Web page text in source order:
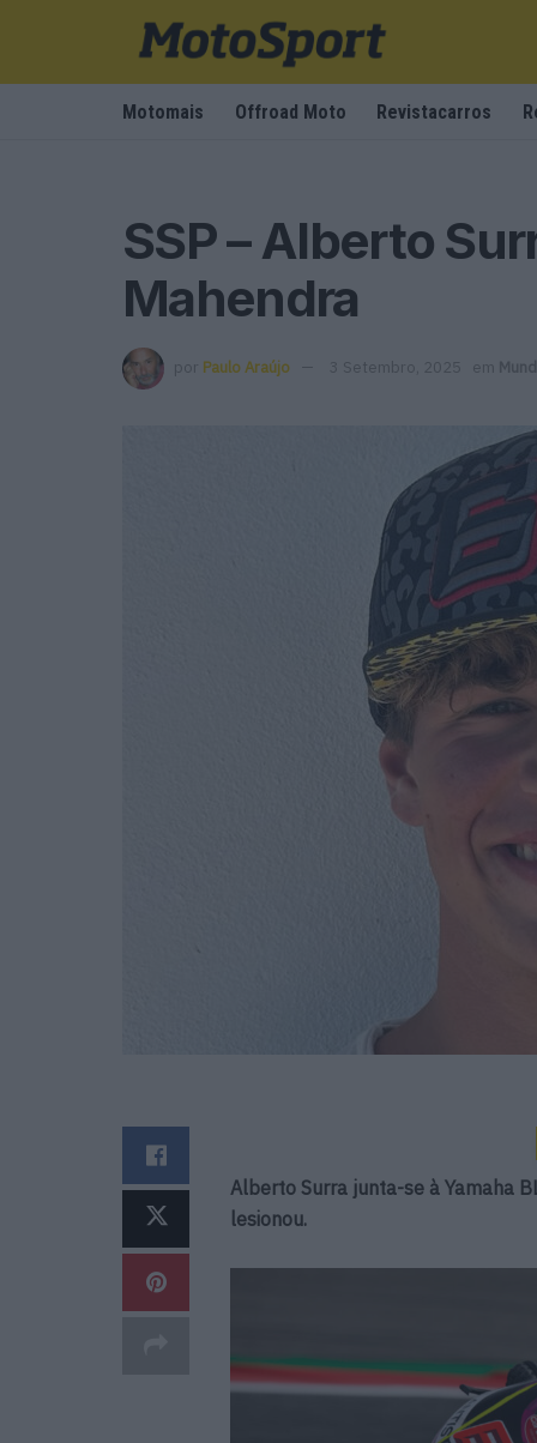
Motomais Offroad Moto Revistacarros
SSP – Alberto
Mahendra
por Paulo Araújo 3 Setembro, 2025 em
Alberto Surra junta-se à Yamaha
lesionou.